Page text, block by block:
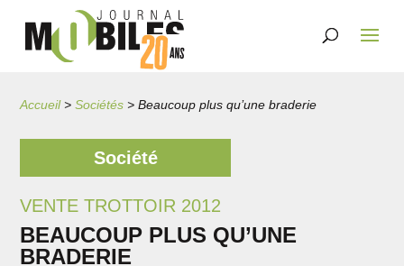
Accueil>Sociétés >Beaucoup plus qu’une braderie
Société
VENTE TROTTOIR 2012
BEAUCOUP PLUS QU’UNE
BRADERIE